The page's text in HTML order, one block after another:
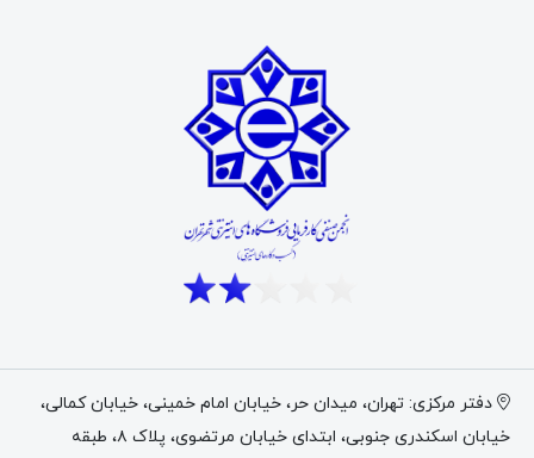
دفتر مرکزی: تهران، میدان حر، خیابان امام خمینی، خیابان کمالی،
خیابان اسکندری جنوبی، ابتدای خیابان مرتضوی، پلاک ۸، طبقه